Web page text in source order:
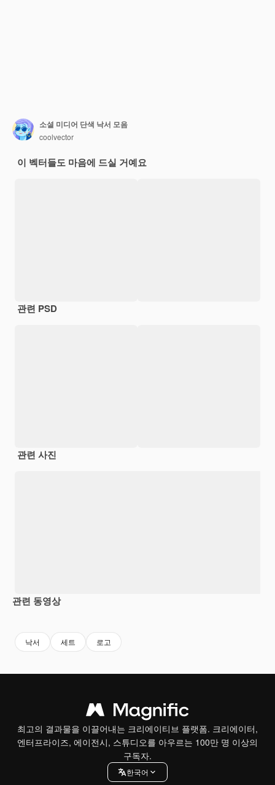
소셜 미디어 단색 낙서 모음
coolvector
이 벡터들도 마음에 드실 거예요
관련 PSD
관련 사진
관련 동영상
낙서 세트 로고
최고의 결과물을 이끌어내는 크리에이티브 플랫폼. 크리에이터,
엔터프라이즈, 에이전시, 스튜디오를 아우르는 100만 명 이상의
구독자.
한국어